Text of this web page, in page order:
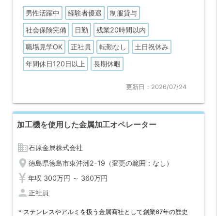
＊ステンレスやアルミを扱う金属商社として創業67年の歴史
があり、長年地域のモノづくりを支えている安定企業
男性活躍中 経験者優遇 制服貸与
社会保険完備 日勤 残業20時間以内
職場見学OK 正社員 転勤なし 土日祝休み
年間休日120日以上 長期休暇
更新日：2026/07/24
加工機を使用した金属加工オペレーター
business石原金属株式会社
location_on徳島県徳島市東沖洲2-19（変更の範囲：なし）
年収 300万円 ～ 360万円
person正社員
＊ステンレスやアルミを扱う金属商社として創業67年の歴史